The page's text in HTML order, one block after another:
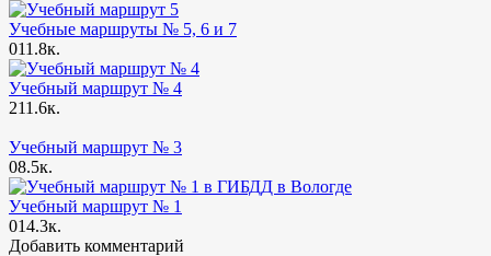
Учебные маршруты № 5, 6 и 7
011.8к.
Учебный маршрут № 4
211.6к.
Учебный маршрут № 3
08.5к.
Учебный маршрут № 1
014.3к.
Добавить комментарий